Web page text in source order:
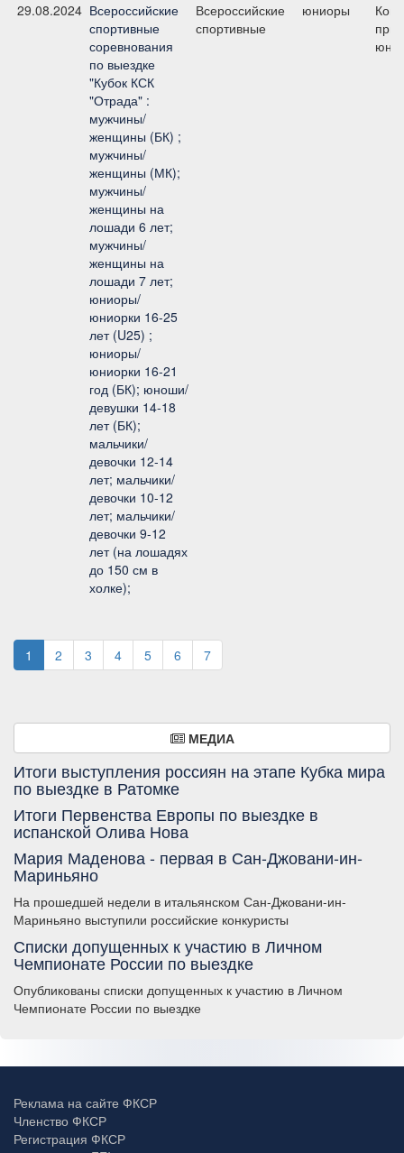
29.08.2024 Всероссийские
спортивные
соревнования
по выездке
"Кубок КСК
"Отрада" :
мужчины/
женщины (БК) ;
мужчины/
женщины (МК);
мужчины/
женщины на
лошади 6 лет;
мужчины/
женщины на
лошади 7 лет;
юниоры/
юниорки 16-25
лет (U25) ;
юниоры/
юниорки 16-21
год (БК); юноши/
девушки 14-18
лет (БК);
мальчики/
девочки 12-14
лет; мальчики/
девочки 10-12
лет; мальчики/
девочки 9-12
лет (на лошадях
до 150 см в
холке);
Всероссийские
спортивные
юниоры
1 2 3 4 5 6 7
МЕДИА
Итоги выступления россиян на этапе Кубка мира
по выездке в Ратомке
Итоги Первенства Европы по выездке в
испанской Олива Нова
Мария Маденова - первая в Сан-Джовани-ин-
Мариньяно
На прошедшей недели в итальянском Сан-Джовани-ин-
Мариньяно выступили российские конкуристы
Списки допущенных к участию в Личном
Чемпионате России по выездке
Опубликованы списки допущенных к участию в Личном
Чемпионате России по выездке
Реклама на сайте ФКСР
Членство ФКСР
Регистрация ФКСР